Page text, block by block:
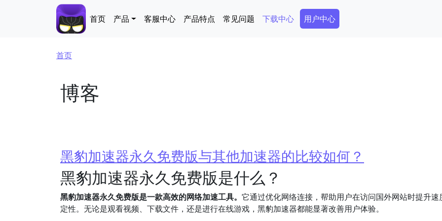
Main navigation
首页 产品 客服中心 产品特点 常见问题 下载中心 Secondary Menu
用户中心
面包屑
首页
博客
黑豹加速器永久免费版与其他加速器的比较如何？
黑豹加速器永久免费版是什么？
黑豹加速器永久免费版是一款高效的网络加速工具。 它通过优化网络连接，帮助用户在访问国外网站时提升速
定性。无论是观看视频、下载文件，还是进行在线游戏，黑豹加速器都能显著改善用户体验。